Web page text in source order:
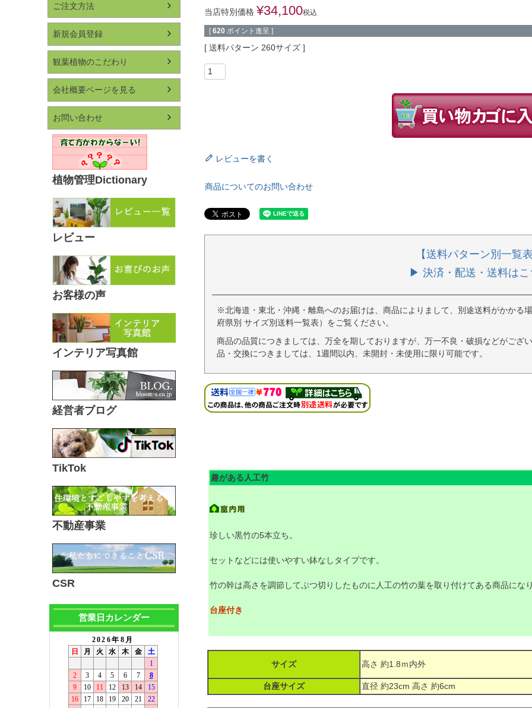
ご注文方法
新規会員登録
観葉植物のこだわり
会社概要ページを見る
お問い合わせ
植物管理Dictionary
レビュー
お客様の声
インテリア写真館
経営者ブログ
TikTok
不動産事業
CSR
営業日カレンダー
当店特別価格 ¥34,100税込
[ 620 ポイント進呈 ]
送料パターン 260サイズ
レビューを書く
商品についてのお問い合わせ
【送料パターン別一覧
▶ 決済・配送・送料はこ
※北海道・東北・沖縄・離島へのお届けは、商品によりまして、別途送料がかかる
府県別 サイズ別送料一覧表）をご覧ください。
商品の品質につきましては、万全を期しておりますが、万一不良・破損などがござ
品・交換につきましては、1週間以内、未開封・未使用に限り可能です。
趣がある人工竹
珍しい黒竹の5本立ち。
セットなどには使いやすい鉢なしタイプです。
竹の幹は高さを調節してぶつ切りしたものに人工の竹の葉を取り付けてある商品にな
台座付き
サイズ 高さ 約1.8ｍ内外
台座サイズ 直径 約23cm 高さ 約6cm